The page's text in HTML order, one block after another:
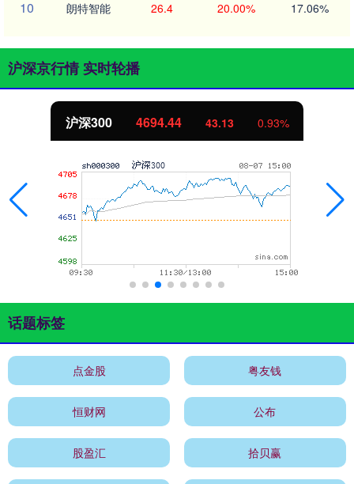
10 朗特智能 26.4 20.00% 17.06%
沪深京行情 实时轮播
北证50 1134.24
话题标签
点金股 粤友钱
恒财网 公布
股盈汇 拾贝赢